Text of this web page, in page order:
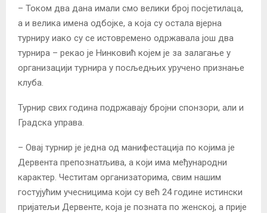
– Током два дана имали смо велики број посјетилаца,
а и велика имена одбојке, а која су остала вјерна
турниру иако су се истовремено одржавала још два
турнира – рекао је Нинковић којем је за залагање у
организацији турнира у посљедњих уручено признање
клуба.
Турнир свих година подржавају бројни спонзори, али и
Градска управа.
– Овај турнир је једна од манифестација по којима је
Дервента препознатљива, а који има међународни
карактер. Честитам организаторима, свим нашим
гостујућим учесницима који су већ 24 године истински
пријатељи Дервенте, која је позната по женској, а прије